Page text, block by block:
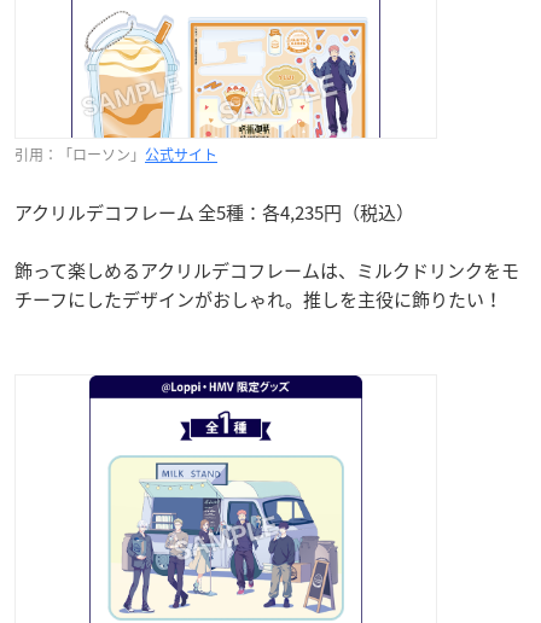
引用：「ローソン」 公式サイト
アクリルデコフレーム 全5種：各4,235円（税込）
飾って楽しめるアクリルデコフレームは、ミルクドリンクをモ
チーフにしたデザインがおしゃれ。推しを主役に飾りたい！